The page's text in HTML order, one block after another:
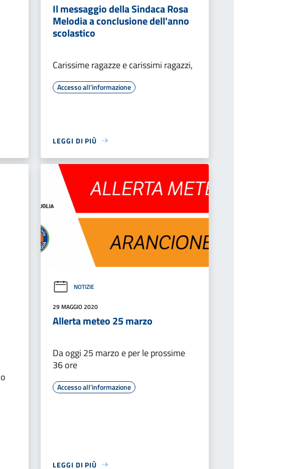
Il messaggio della Sindaca Rosa
Melodia a conclusione dell'anno
scolastico
Carissime ragazze e carissimi ragazzi,
Accesso all'informazione
LEGGI DI PIÙ
NOTIZIE
29 MAGGIO 2020
Allerta meteo 25 marzo
Da oggi 25 marzo e per le prossime
36 ore
Accesso all'informazione
LEGGI DI PIÙ